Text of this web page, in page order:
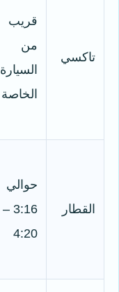
تاكسي
قريب
من
السيارة
الخاصة
القطار
حوالي
3:16 –
4:20